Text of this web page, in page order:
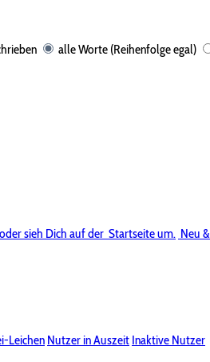
alle Worte (Reihenfolge egal)
oder sieh Dich auf der Startseite um. Neu
Leichen Nutzer in Auszeit Inaktive Nutzer